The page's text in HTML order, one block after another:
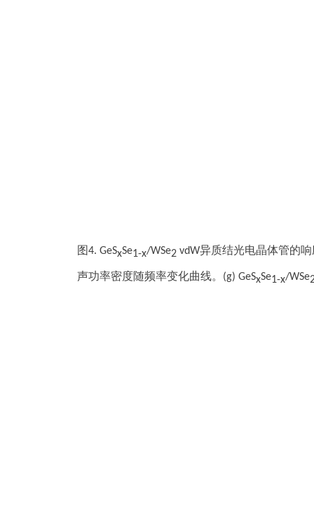
图4. GeSxSe1-x/WSe2 vdW异质结光电晶体管的
声功率密度随频率变化曲线。(g) GeSxSe1-x/WSe